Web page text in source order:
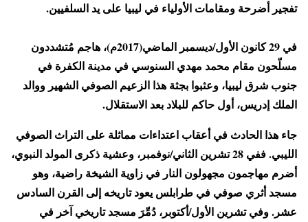
تفجير أضرحة ومقامات الأولياء في ليبيا على يد السلفيين.
في 29 كانون الأول/ديسمبر الماضي(2017م)، هاجم مُتشددون
مسلّحون مقام محمد مهدي السنوسي في مدينة الكفرة في
جنوب شرق ليبيا، وعثبوا بجثة هذا الزعيم الصوفي الشهير ووالد
الملك إدريس، أول حاكم للبلاد بعد الاستقلال.
جاء هذا الحادث في أعقاب اعتداءات مماثلة على التراث الصوفي
الليبي. ففي 28 تشرين الثاني/نوفمبر، وعشية ذكرى المولد النبوي،
أضرم مهاجمون مجهولون النار في زاوية الشيخة راضية، وهو
مسجد أثري صوفي في طرابلس يعود تاريخه إلى القرن السادس
عشر. وفي تشرين الأول/أكتوبر، دُمِّرَ مسجد تاريخي آخر في